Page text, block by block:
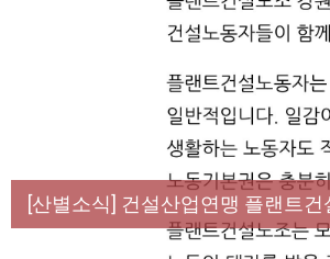
[성명] 막을 수 있었던 죽음, HL만
[산별소식] 건설산업연맹 플랜트
[강릉,속초,원주,춘천] 폭염감시단
[조합원☆인터뷰] 서비스연맹 전
[본부소식] 강원지역 노동자 합창